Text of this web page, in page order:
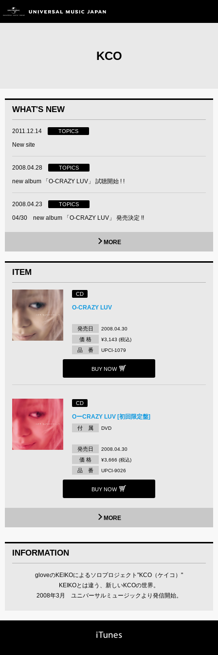
KCO
ITEM
CD
O-CRAZY LUV
発売日 2008.04.30
価 格 ¥3,143 (税込)
品 番 UPCI-1079
BUY NOW
CD
OーCRAZY LUV [初回限定盤]
付 属 DVD
発売日 2008.04.30
価 格 ¥3,666 (税込)
品 番 UPCI-9026
BUY NOW
MORE
INFORMATION
gloveのKEIKOによるソロプロジェクト"KCO（ケイコ）"
KEIKOとは違う、新しいKCOの世界。
2008年3月 ユニバーサルミュージックより発信開始。
WHAT'S NEW
2011.12.14 TOPICS
New site
2008.04.28 TOPICS
new album 「O-CRAZY LUV」 試聴開始 ! !
2008.04.23 TOPICS
04/30 new album 「O-CRAZY LUV」 発売決定 !!
MORE